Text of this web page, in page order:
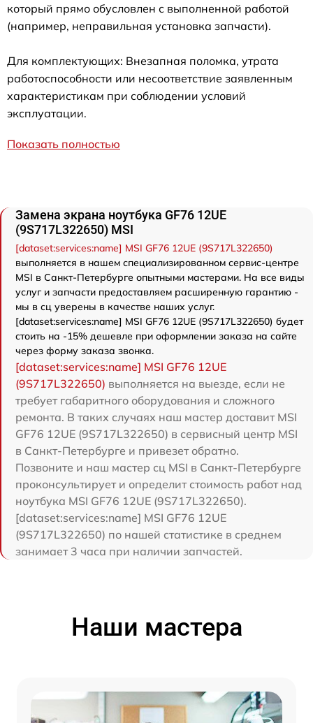
который прямо обусловлен с выполненной работой
(например, неправильная установка запчасти).
Для комплектующих: Внезапная поломка, утрата
работоспособности или несоответствие заявленным
характеристикам при соблюдении условий
эксплуатации.
Показать полностью
Замена экрана ноутбука GF76 12UE
(9S717L322650) MSI
[dataset:services:name] MSI GF76 12UE (9S717L322650)
выполняется в нашем специализированном сервис-центре
MSI в Санкт-Петербурге опытными мастерами. На все виды
услуг и запчасти предоставляем расширенную гарантию -
мы в сц уверены в качестве наших услуг.
[dataset:services:name] MSI GF76 12UE (9S717L322650) будет
стоить на -15% дешевле при оформлении заказа на сайте
через форму заказа звонка.
[dataset:services:name] MSI GF76 12UE
(9S717L322650) выполняется на выезде, если не
требует габаритного оборудования и сложного
ремонта. В таких случаях наш мастер доставит MSI
GF76 12UE (9S717L322650) в сервисный центр MSI
в Санкт-Петербурге и привезет обратно.
Позвоните и наш мастер сц MSI в Санкт-Петербурге
проконсультирует и определит стоимость работ над
ноутбука MSI GF76 12UE (9S717L322650).
[dataset:services:name] MSI GF76 12UE
(9S717L322650) по нашей статистике в среднем
занимает 3 часа при наличии запчастей.
Наши мастера